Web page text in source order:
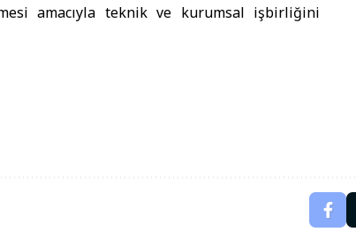
amacıyla teknik ve kurumsal işbirliğini